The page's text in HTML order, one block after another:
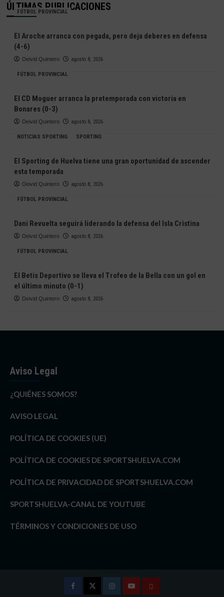
ÚLTIMAS PUBLICACIONES
FÚTBOL PROVINCIAL
El Aroche arranca con pegada, pero deja deberes en defensa
(4-6)
Deivid Quintero agosto 8, 2026
FÚTBOL PROVINCIAL
El CD Moguer arranca la pretemporada con victoria en
Bonares (0-3)
Deivid Quintero agosto 8, 2026
NOTICIAS SPORTING SPORTING
El Sporting de Huelva tiene una gran oportunidad de ascender
esta temporada
Deivid Quintero agosto 8, 2026
FÚTBOL PROVINCIAL
Dani Revuelta seguirá liderando la defensa del Isla Cristina
Deivid Quintero agosto 8, 2026
FÚTBOL PROVINCIAL
El Betis Deportivo se lleva el Trofeo de la Bella con un gol en
el último minuto (0-1)
Deivid Quintero agosto 8, 2026
Aviso Legal
¿QUIÉNES SOMOS?
AVISO LEGAL
POLÍTICA DE COOKIES (UE)
POLÍTICA DE COOKIES DE SPORTSHUELVA.COM
POLÍTICA DE PRIVACIDAD DE SPORTSHUELVA.COM
SPORTSHUELVA-CANAL DE YOUTUBE
TÉRMINOS Y CONDICIONES DE USO
InstagramYoutubeTÉRMINOS